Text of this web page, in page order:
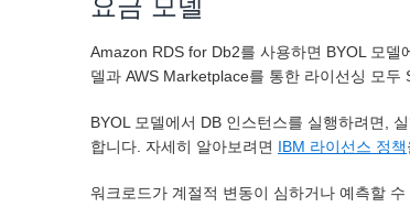
요금 모델
Amazon RDS for Db2를 사용하면 BYOL 모
델과 AWS Marketplace를 통한 라이선싱 모
BYOL 모델에서 DB 인스턴스를 실행하려면,
합니다. 자세히 알아보려면 IBM 라이선스 정책
워크로드가 계절적 변동이 심하거나 예측할